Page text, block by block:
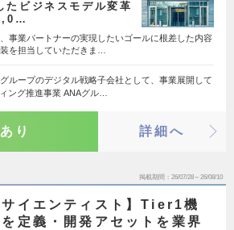
たビジネスモデル変革
事業パートナーの実現したいゴールに根差した内容
を担当していただきま…
ループのデジタル戦略子会社として、事業展開して
ング推進事業 ANAグル…
り 詳細へ
掲載期間 26/07/28～26/08/10
サイエンティスト】Tier1機
定義・開発アセットを業界